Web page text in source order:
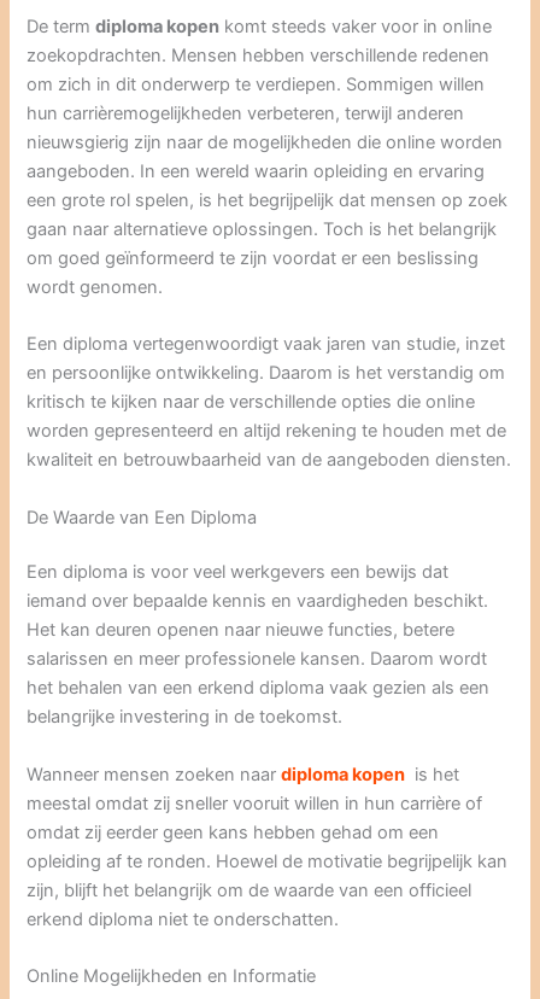
De termdiploma kopen komt steeds vaker voor in online
zoekopdrachten. Mensen hebben verschillende redenen
om zich in dit onderwerp te verdiepen. Sommigen willen
hun carrièremogelijkheden verbeteren, terwijl anderen
nieuwsgierig zijn naar de mogelijkheden die online worden
aangeboden. In een wereld waarin opleiding en ervaring
een grote rol spelen, is het begrijpelijk dat mensen op zoek
gaan naar alternatieve oplossingen. Toch is het belangrijk
om goed geïnformeerd te zijn voordat er een beslissing
wordt genomen.
Een diploma vertegenwoordigt vaak jaren van studie, inzet
en persoonlijke ontwikkeling. Daarom is het verstandig om
kritisch te kijken naar de verschillende opties die online
worden gepresenteerd en altijd rekening te houden met de
kwaliteit en betrouwbaarheid van de aangeboden diensten.
De Waarde van Een Diploma
Een diploma is voor veel werkgevers een bewijs dat
iemand over bepaalde kennis en vaardigheden beschikt.
Het kan deuren openen naar nieuwe functies, betere
salarissen en meer professionele kansen. Daarom wordt
het behalen van een erkend diploma vaak gezien als een
belangrijke investering in de toekomst.
Wanneer mensen zoeken naardiploma kopen is het
meestal omdat zij sneller vooruit willen in hun carrière of
omdat zij eerder geen kans hebben gehad om een
opleiding af te ronden. Hoewel de motivatie begrijpelijk kan
zijn, blijft het belangrijk om de waarde van een officieel
erkend diploma niet te onderschatten.
Online Mogelijkheden en Informatie